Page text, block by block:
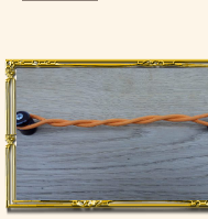
несколько
вариаций.
Опции
можно
выбрать
на
странице